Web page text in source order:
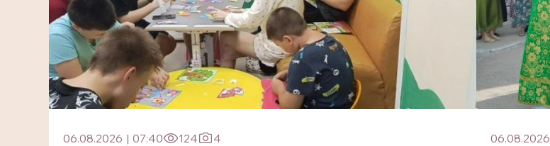
06.08.2026 | 07:40 124
4
06.08.2026